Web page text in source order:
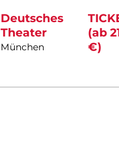
Deutsches
Theater
München
(ab
€)